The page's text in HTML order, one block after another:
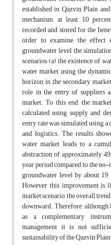
established in Qazvin Plain,
mechanism, at least 10
recorded and stored for the
order to examine the
groundwater level, the
scenarios (a) the existence of
water market, using the
horizon in the secondary
role in the entry of suppliers
market. To this end, the
calculated using supply and
entry rate was simulated using
and logistics. The results
water market leads to a
abstraction of approximately
year period compared to the
groundwater level by about 19
However, this improvement is
market scenario, the overall
downward. Therefore,
as a complementary
management, it is not
sustainability of the Qazvin